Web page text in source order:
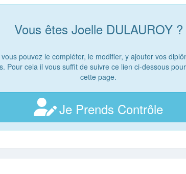
Vous êtes Joelle DULAUROY ?
pouvez le compléter, le modifier, y ajouter vos
Pour cela il vous suffit de suivre ce lien ci-dessous
cette page.
Je Prends Contrôle